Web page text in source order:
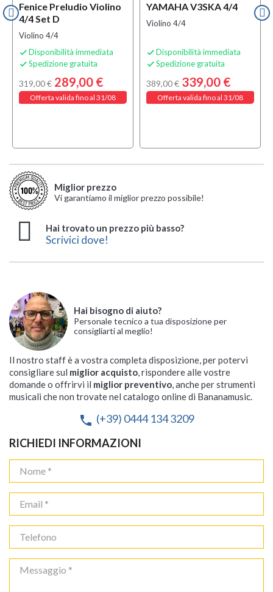
Fenice Preludio Violino
4/4 Set D
Violino 4/4
 Disponibilità immediata
 Spedizione gratuita
319,00 € 289,00 €
Offerta valida fino al 31/08
YAMAHA V3SKA 4/4
Violino 4/4
 Disponibilità immediata
 Spedizione gratuita
389,00 € 339,00 €
Offerta valida fino al 31/08
Miglior prezzo
Vi garantiamo il miglior prezzo possibile!
Hai trovato un prezzo più basso?
Scrivici dove!
Hai bisogno di aiuto?
Personale tecnico a tua disposizione per
consigliarti al meglio!
Il nostro staff è a vostra completa disposizione, per potervi
consigliare sul miglior acquisto, rispondere alle vostre
domande o offrirvi il miglior preventivo, anche per strumenti
musicali che non trovate nel catalogo online di Bananamusic.
phone (+39) 0444 134 3209
RICHIEDI INFORMAZIONI